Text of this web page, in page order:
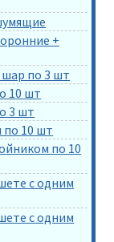
+
по 3 шт
10 шт
3 шт
по 10 шт
по 10
с одним
с одним